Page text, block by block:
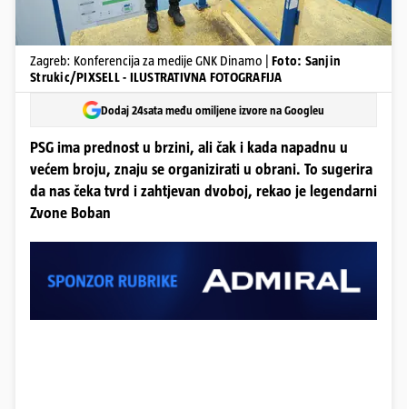
Zagreb: Konferencija za medije GNK Dinamo | Foto: Sanjin
Strukic/PIXSELL - ILUSTRATIVNA FOTOGRAFIJA
Dodaj 24sata među omiljene izvore na Googleu
PSG ima prednost u brzini, ali čak i kada napadnu u
većem broju, znaju se organizirati u obrani. To sugerira
da nas čeka tvrd i zahtjevan dvoboj, rekao je legendarni
Zvone Boban